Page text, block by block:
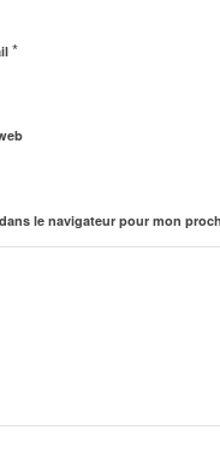
*
le navigateur pour mon